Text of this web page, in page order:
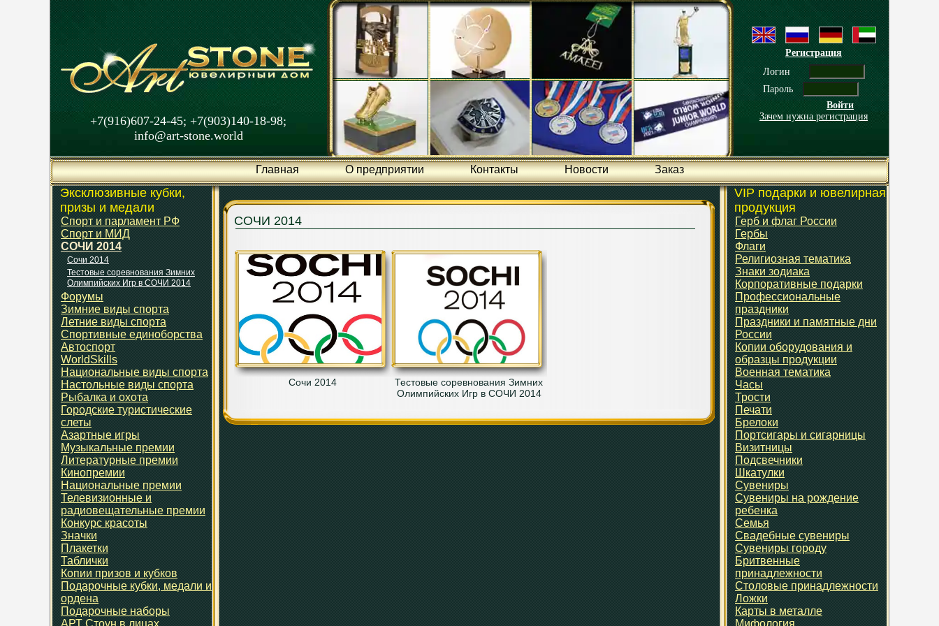
Регистрация
Логин
Пароль
Войти
Зачем нужна регистрация
+7(916)607-24-45; +7(903)140-18-98;
info@art-stone.world
Главная О предприятии Контакты Новости Заказ
Эксклюзивные кубки,
призы и медали
Спорт и парламент РФ
Спорт и МИД
СОЧИ 2014
Сочи 2014
Тестовые соревнования Зимних
Олимпийских Игр в СОЧИ 2014
Форумы
Зимние виды спорта
Летние виды спорта
Спортивные единоборства
Автоспорт
WorldSkills
Национальные виды спорта
Настольные виды спорта
Рыбалка и охота
Городские туристические
слеты
Азартные игры
Музыкальные премии
Литературные премии
Кинопремии
Национальные премии
Телевизионные и
радиовещательные премии
Конкурс красоты
Значки
Плакетки
Таблички
Копии призов и кубков
Подарочные кубки, медали и
ордена
Подарочные наборы
АРТ Стоун в лицах
СОЧИ 2014
Сочи 2014
Тестовые соревнования Зимних
Олимпийских Игр в СОЧИ 2014
VIP подарки и ювелирная
продукция
Герб и флаг России
Гербы
Флаги
Религиозная тематика
Знаки зодиака
Корпоративные подарки
Профессиональные
праздники
Праздники и памятные дни
России
Копии оборудования и
образцы продукции
Военная тематика
Часы
Трости
Печати
Брелоки
Портсигары и сигарницы
Визитницы
Подсвечники
Шкатулки
Сувениры
Сувениры на рождение
ребенка
Семья
Свадебные сувениры
Сувениры городу
Бритвенные
принадлежности
Столовые принадлежности
Ложки
Карты в металле
Мифология